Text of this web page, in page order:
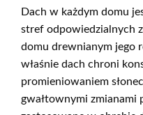
Dach w każdym domu
stref odpowiedzialnych
domu drewnianym jego
właśnie dach chroni
promieniowaniem
gwałtownymi zmianami